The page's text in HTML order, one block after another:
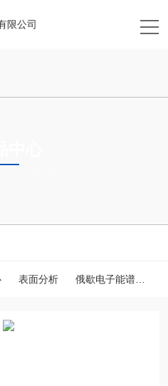
表面分析 俄歇电子能谱